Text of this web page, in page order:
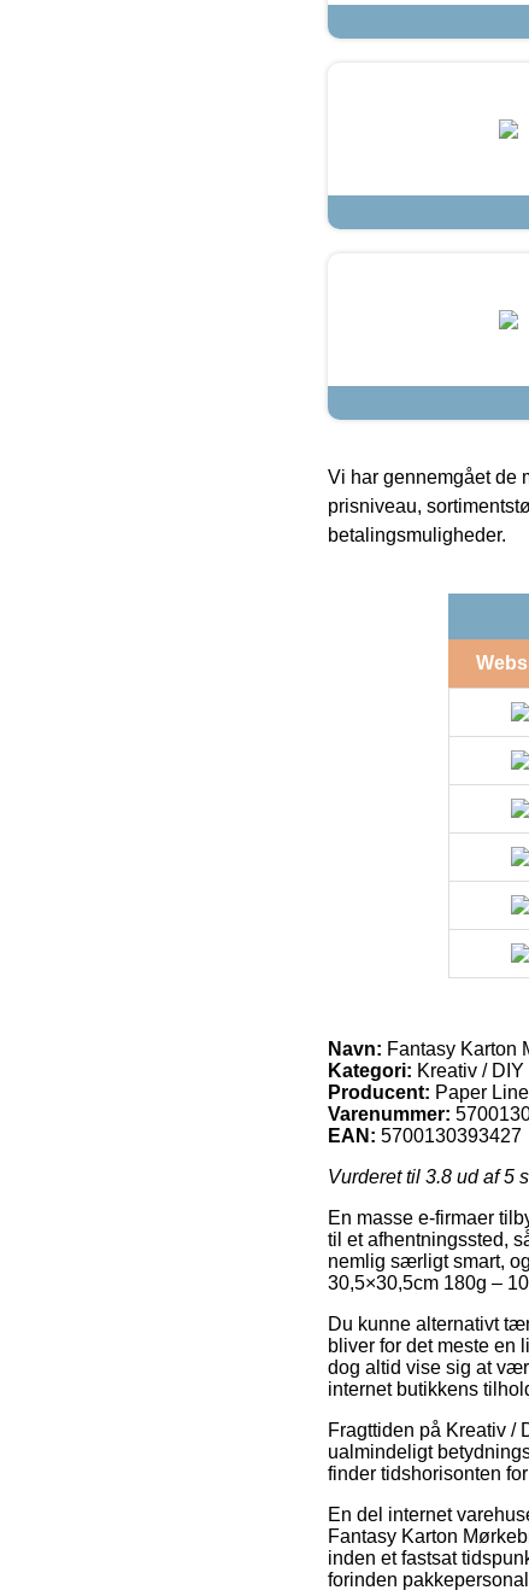
Vi har gennemgået de
prisniveau,
betalingsmuligheder.
Navn: Fantasy Karton
Kategori: Kreativ /
Producent: Paper Line
Varenummer:
EAN: 5700130393427
Vurderet til 3.8 ud af 5
En masse e-firmaer
til et afhentningssted,
nemlig særligt smart,
30,5×30,5cm 180g –
Du kunne alternativt
bliver for det meste en
dog altid vise sig at
internet butikkens
Fragttiden på Kreativ /
ualmindeligt
finder tidshorisonten
En del internet
Fantasy Karton
inden et fastsat
forinden